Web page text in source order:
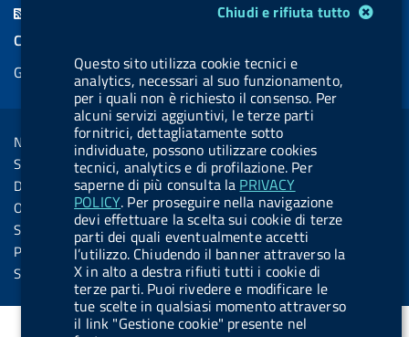
Chiudi e rifiuta tutto
Questo sito utilizza cookie tecnici e
analytics, necessari al suo funzionamento,
per i quali non è richiesto il consenso. Per
alcuni servizi aggiuntivi, le terze parti
fornitrici, dettagliatamente sotto
individuate, possono utilizzare cookies
tecnici, analytics e di profilazione. Per
saperne di più consulta la PRIVACY
POLICY. Per proseguire nella navigazione
devi effettuare la scelta sui cookie di terze
parti dei quali eventualmente accetti
l’utilizzo. Chiudendo il banner attraverso la
X in alto a destra rifiuti tutti i cookie di
terze parti. Puoi rivedere e modificare le
tue scelte in qualsiasi momento attraverso
il link "Gestione cookie" presente nel
.
b
u
t
t
o
n
.
i
n
s
k
y
b
e
.
b
u
t
t
o
n
.
s
p
o
COOKIES
Gestione cookie
Sezione Link Utili
Note legali
Social Media Policy
Dichiarazione di accessibilità
Obiettivi di accessibilità
Statistiche sito
Privacy
Servizi Online